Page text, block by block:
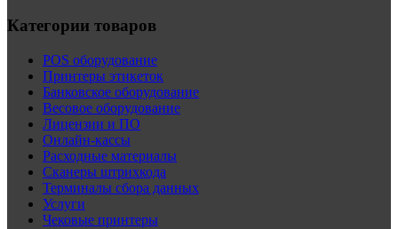
Категории товаров
POS оборудование
Принтеры этикеток
Банковское оборудование
Весовое оборудование
Лицензии и ПО
Онлайн-кассы
Расходные материалы
Сканеры штрихкода
Терминалы сбора данных
Услуги
Чековые принтеры